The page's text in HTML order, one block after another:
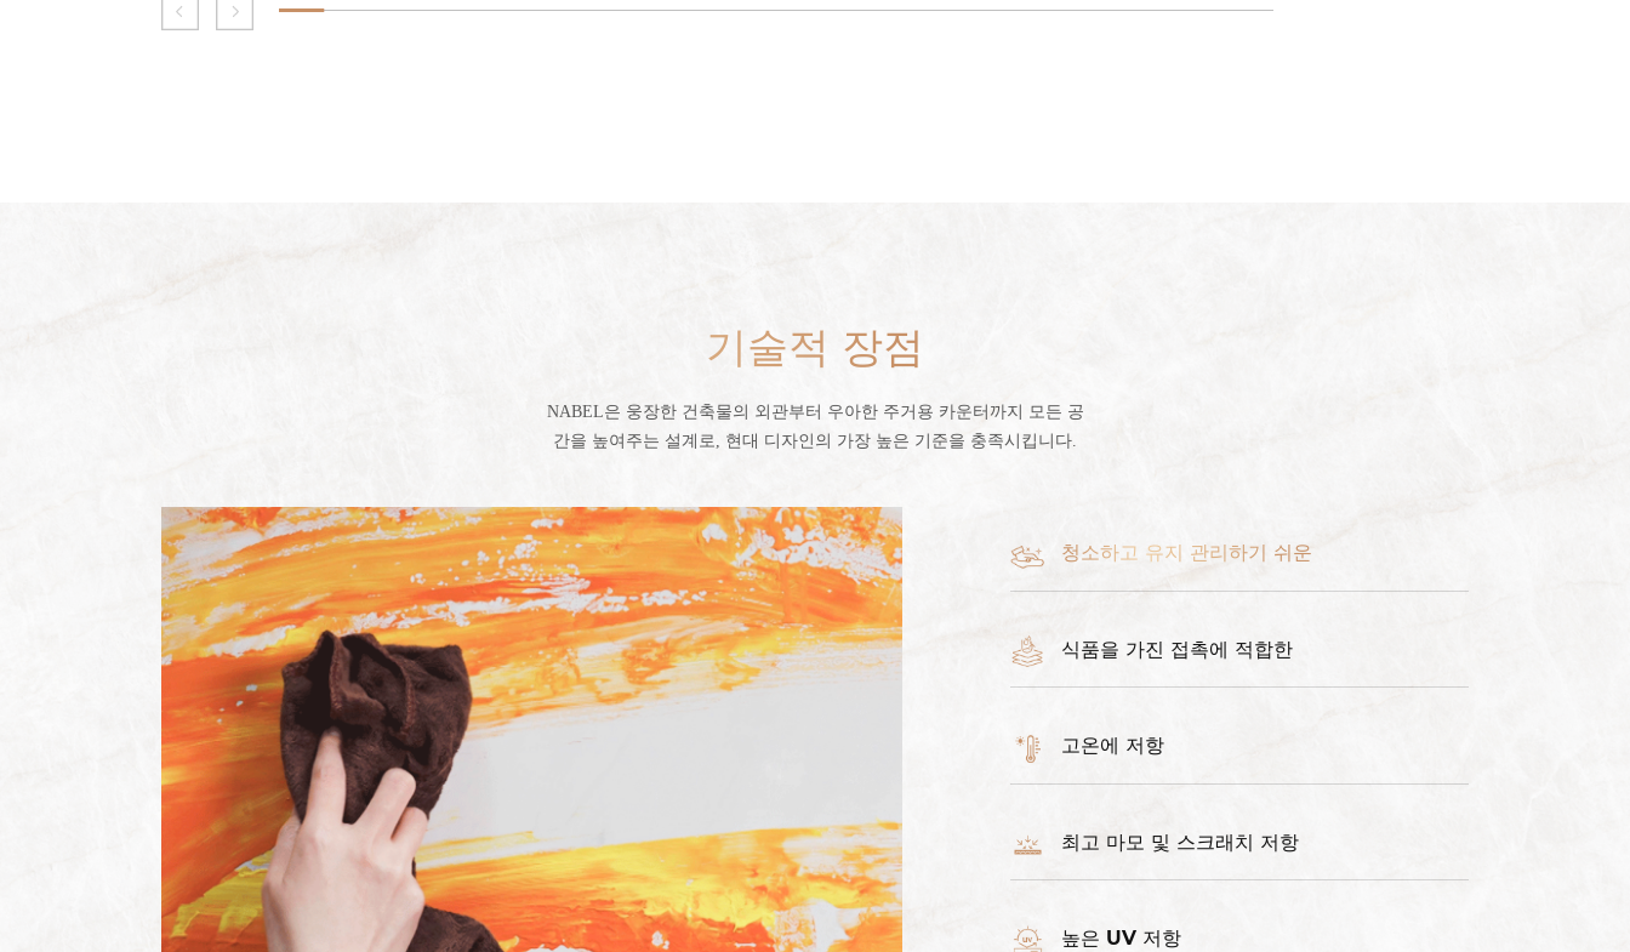
기술적 장점
NABEL은 웅장한 건축물의 외관부터 우아한 주거용 카운터까지 모든 공
간을 높여주는 설계로, 현대 디자인의 가장 높은 기준을 충족시킵니다.
청소하고 유지 관리하기 쉬운
식품을 가진 접촉에 적합한
고온에 저항
최고 마모 및 스크래치 저항
높은 UV 저항